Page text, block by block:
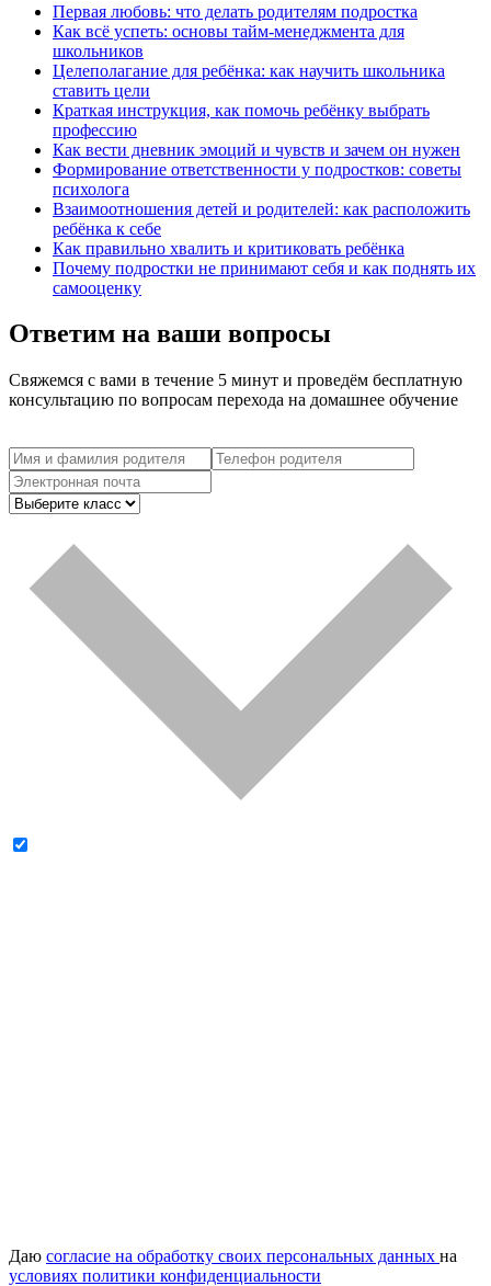
Первая любовь: что делать родителям подростка
Как всё успеть: основы тайм-менеджмента для
школьников
Целеполагание для ребёнка: как научить школьника
ставить цели
Краткая инструкция, как помочь ребёнку выбрать
профессию
Как вести дневник эмоций и чувств и зачем он нужен
Формирование ответственности у подростков: советы
психолога
Взаимоотношения детей и родителей: как расположить
ребёнка к себе
Как правильно хвалить и критиковать ребёнка
Почему подростки не принимают себя и как поднять их
самооценку
Ответим на ваши вопросы
Свяжемся с вами в течение 5 минут и проведём бесплатную
консультацию по вопросам перехода на домашнее обучение
Даю согласие на обработку своих персональных данных на
условиях политики конфиденциальности